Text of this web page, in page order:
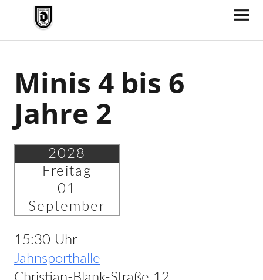
TV Jahn Duderstadt
Minis 4 bis 6
Jahre 2
2028
Freitag
01
September
15:30 Uhr
Jahnsporthalle